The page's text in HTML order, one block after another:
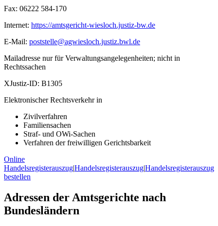
Fax: 06222 584-170
Internet: https://amtsgericht-wiesloch.justiz-bw.de
E-Mail: poststelle@agwiesloch.justiz.bwl.de
Mailadresse nur für Verwaltungsangelegenheiten; nicht in
Rechtssachen
XJustiz-ID: B1305
Elektronischer Rechtsverkehr in
Zivilverfahren
Familiensachen
Straf- und OWi-Sachen
Verfahren der freiwilligen Gerichtsbarkeit
Online
Handelsregisterauszug|Handelsregisterauszug|Handelsregisterauszug
bestellen
Adressen der Amtsgerichte nach
Bundesländern